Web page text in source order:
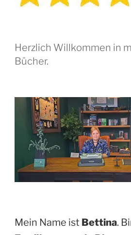
Herzlich Willkommen in
Bücher.
Mein Name ist Bettina.